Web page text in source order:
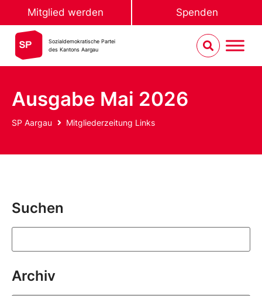
Mitglied werden Spenden
Sozialdemokratische Partei
des Kantons Aargau
Ausgabe Mai 2026
SP Aargau Mitgliederzeitung Links
Suchen
Archiv